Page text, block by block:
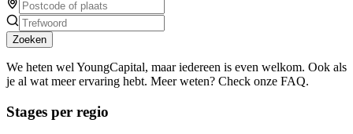
Zoeken
We heten wel YoungCapital, maar iedereen is even welkom. Ook als
je al wat meer ervaring hebt. Meer weten? Check onze FAQ.
Stages per regio